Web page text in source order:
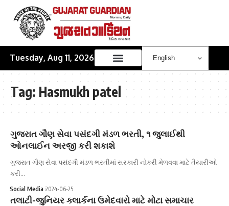
Tuesday, Aug 11, 2026
Tag: Hasmukh patel
ગુજરાત ગૌણ સેવા પસંદગી મંડળ ભરતી, ૧ જુલાઈથી
ઓનલાઈન અરજી કરી શકાશે
ગુજરાત ગૌણ સેવા પસંદગી મંડળ ભરતીમાં સરકારી નોકરી મેળવવા માટે તૈયારીઓ
કરી…
Social Media 2024-06-25
તલાટી-જુનિયર ક્લાર્કના ઉમેદવારો માટે મોટા સમાચાર